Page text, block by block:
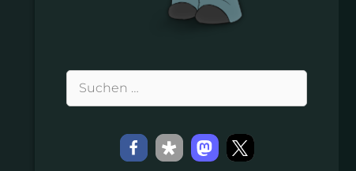
Suchen